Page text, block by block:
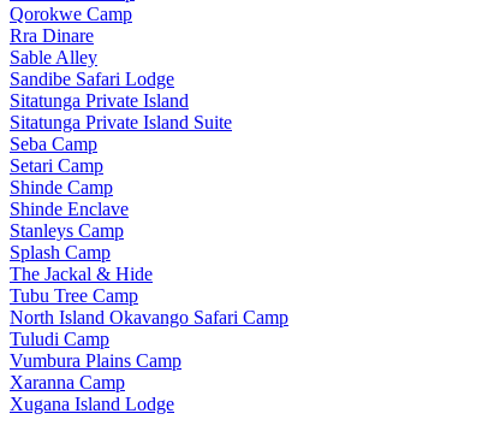
Qorokwe Camp
Rra Dinare
Sable Alley
Sandibe Safari Lodge
Sitatunga Private Island
Sitatunga Private Island Suite
Seba Camp
Setari Camp
Shinde Camp
Shinde Enclave
Stanleys Camp
Splash Camp
The Jackal & Hide
Tubu Tree Camp
North Island Okavango Safari Camp
Tuludi Camp
Vumbura Plains Camp
Xaranna Camp
Xugana Island Lodge